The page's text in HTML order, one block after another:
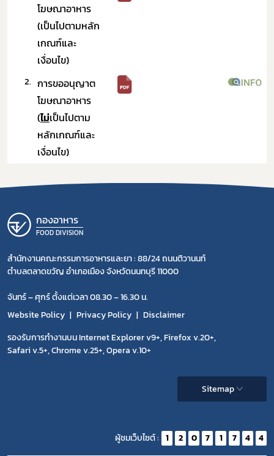
โฆษณาอาหาร
(เป็นไปตามหลัก
เกณฑ์และ
เงื่อนไข)
2. การขออนุญาต
โฆษณาอาหาร
(ไม่เป็นไปตาม
หลักเกณฑ์และ
เงื่อนไข)
กองอาหาร
FOOD DIVISION
สำนักงานคณะกรรมการอาหารและยา : 88/24 ถนนติวานนท์
ตำบลตลาดขวัญ อำเภอเมือง จังหวัดนนทบุรี 11000
จันทร์ – ศุกร์ ตั้งแต่เวลา 08.30 – 16.30 น.
Website Policy
Privacy Policy
Disclaimer
รองรับการทำงานบน Internet Explorer v9+, Firefox v.20+,
Safari v.5+, Chrome v.25+, Opera v.10+
Sitemap
ผู้ชมเว็บไซต์ : 1 2 0 7 1 7 4 4